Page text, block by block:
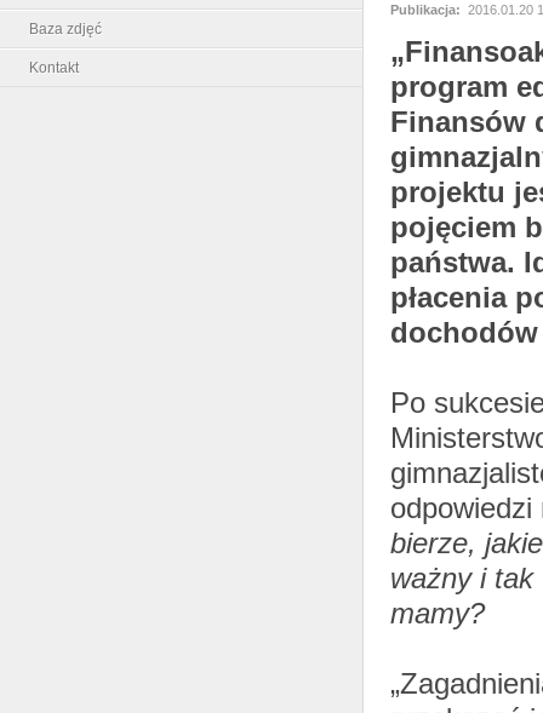
Baza zdjęć
Kontakt
Publikacja: 2016.01.20
program
Finansów
projektu
pojęciem
państwa.
płacenia
Po
bierze,
ważny i
mamy?